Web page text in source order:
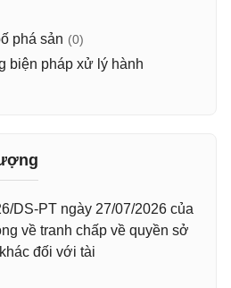
phá sản (0)
biện pháp xử lý hành
DS-PT ngày 27/07/2026 của
về tranh chấp về quyền sở
đối với tài